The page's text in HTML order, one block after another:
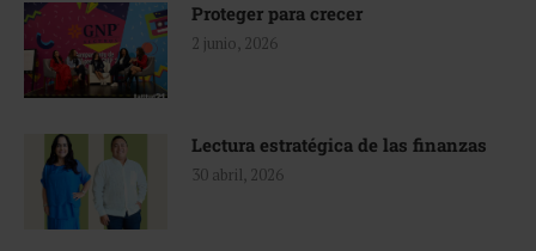
Proteger para crecer
2 junio, 2026
Lectura estratégica de las finanzas
30 abril, 2026